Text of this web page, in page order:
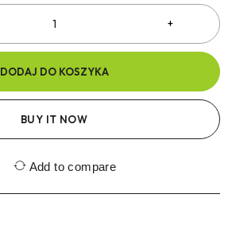
DODAJ DO KOSZYKA
BUY IT NOW
Add to compare